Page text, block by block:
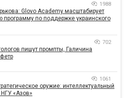
1988
Glovo Academy масштабирует
программу по поддержке украинского
702
пишут промпты, Галичина
1061
оружие: интеллектуальный
НГУ «Азов»